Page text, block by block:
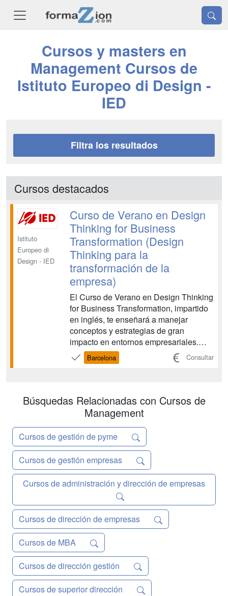
Cursos y masters en
Management Cursos de
Istituto Europeo di Design -
IED
Filtra los resultados
Cursos destacados
Istituto
Europeo di
Design - IED
Curso de Verano en Design
Thinking for Business
Transformation (Design
Thinking para la
transformación de la
empresa)
El Curso de Verano en Design Thinking
for Business Transformation, impartido
en inglés, te enseñará a manejar
conceptos y estrategias de gran
impacto en entornos empresariales.
Gracias a las herramientas de Design
Thinking, obtendrás las claves para
valor a tus iniciativas de...
Barcelona Consultar
Búsquedas Relacionadas con Cursos de
Management
Cursos de gestión de pyme
Cursos de gestión empresas
Cursos de administración y dirección de empresas
Cursos de dirección de empresas
Cursos de MBA
Cursos de dirección gestión
Cursos de superior dirección